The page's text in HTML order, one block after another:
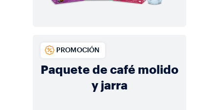
Paquete de café molido
y jarra
PROMOCIÓN